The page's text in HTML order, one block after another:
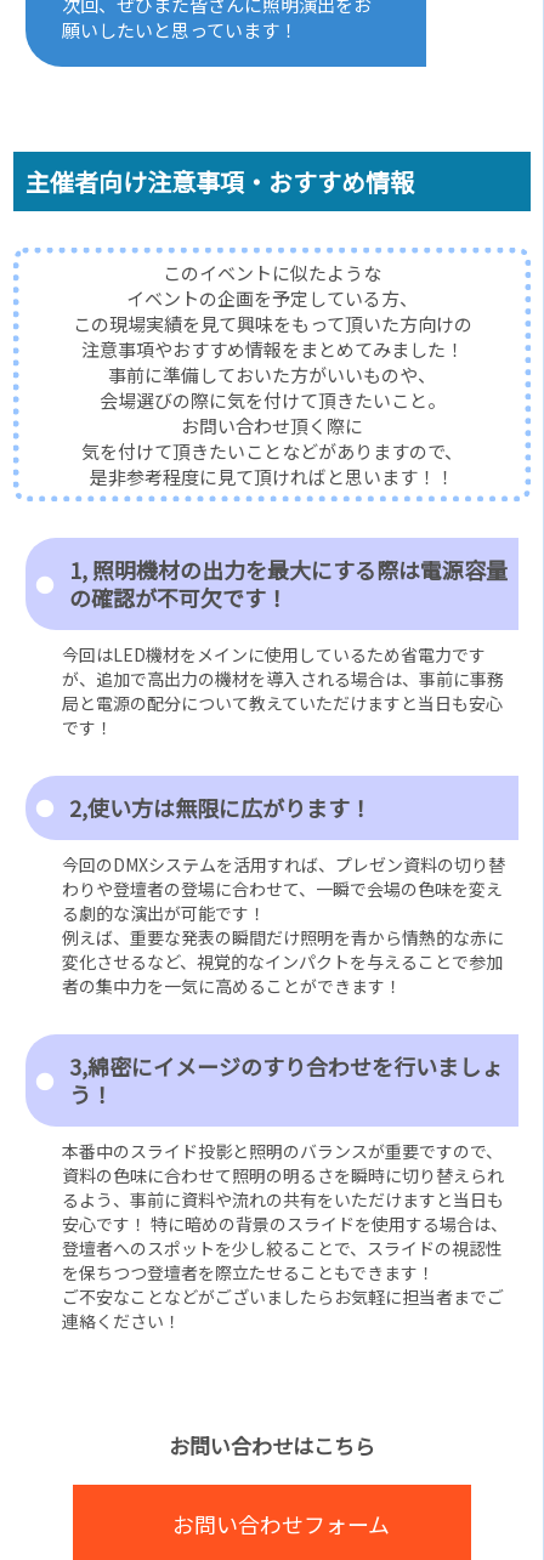
願いしたいと思っています！
主催者向け注意事項・おすすめ情報
このイベントに似たような
イベントの企画を予定している方、
この現場実績を見て興味をもって頂いた方向けの
注意事項やおすすめ情報をまとめてみました！
事前に準備しておいた方がいいものや、
会場選びの際に気を付けて頂きたいこと。
お問い合わせ頂く際に
気を付けて頂きたいことなどがありますので、
是非参考程度に見て頂ければと思います！！
1, 照明機材の出力を最大にする際は電源容量
の確認が不可欠です！
今回はLED機材をメインに使用しているため省電力です
が、追加で高出力の機材を導入される場合は、事前に事務
局と電源の配分について教えていただけますと当日も安心
です！
2,使い方は無限に広がります！
今回のDMXシステムを活用すれば、プレゼン資料の切り替
わりや登壇者の登場に合わせて、一瞬で会場の色味を変え
る劇的な演出が可能です！
例えば、重要な発表の瞬間だけ照明を青から情熱的な赤に
変化させるなど、視覚的なインパクトを与えることで参加
者の集中力を一気に高めることができます！
3,綿密にイメージのすり合わせを行いましょ
う！
本番中のスライド投影と照明のバランスが重要ですので、
資料の色味に合わせて照明の明るさを瞬時に切り替えられ
るよう、事前に資料や流れの共有をいただけますと当日も
安心です！ 特に暗めの背景のスライドを使用する場合は、
登壇者へのスポットを少し絞ることで、スライドの視認性
を保ちつつ登壇者を際立たせることもできます！
ご不安なことなどがございましたらお気軽に担当者までご
連絡ください！
お問い合わせはこちら
お問い合わせフォーム